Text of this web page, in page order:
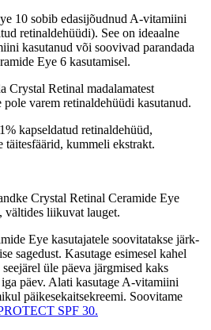
10 sobib edasijõudnud A-vitamiini
retinaldehüüdi). See on ideaalne
kasutanud või soovivad parandada
Eye 6 kasutamisel.
Crystal Retinal madalamatest
varem retinaldehüüdi kasutanud.
kapseldatud retinaldehüüd,
kummeli ekstrakt.
Crystal Retinal Ceramide Eye
vältides liikuvat lauget.
Eye kasutajatele soovitatakse järk-
sagedust. Kasutage esimesel kahel
üle päeva järgmised kaks
päev. Alati kasutage A-vitamiini
päikesekaitsekreemi. Soovitame
SPF 30.